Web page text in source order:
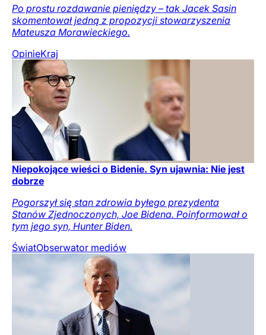
Po prostu rozdawanie pieniędzy – tak Jacek Sasin
skomentował jedną z propozycji stowarzyszenia
Mateusza Morawieckiego.
OpinieKraj
Niepokojące wieści o Bidenie. Syn ujawnia: Nie jest
dobrze
Pogorszył się stan zdrowia byłego prezydenta
Stanów Zjednoczonych, Joe Bidena. Poinformował o
tym jego syn, Hunter Biden.
ŚwiatObserwator mediów